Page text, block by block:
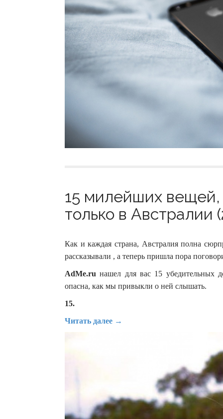
15 милейших вещей,
только в Австралии
Как и каждая страна, Австралия полна
рассказывали , а теперь пришла пора
AdMe.ru нашел для вас 15 убедительных
опасна, как мы привыкли о ней слышать.
15.
Читать далее →